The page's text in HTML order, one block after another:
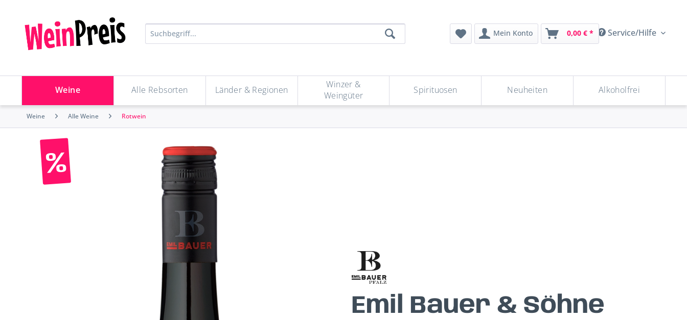
Service/Hilfe
Mein Konto 0,00 € *
Weine Alle Rebsorten Länder & Regionen
Winzer &
Weingüter
Spirituosen Neuheiten Alkoholfrei
Weine Alle Weine Rotwein
Emil Bauer & Söhne